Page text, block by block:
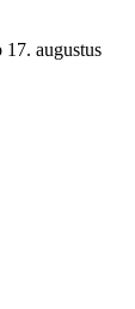
augustus